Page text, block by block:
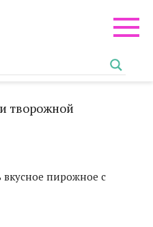
творожной
пирожное с